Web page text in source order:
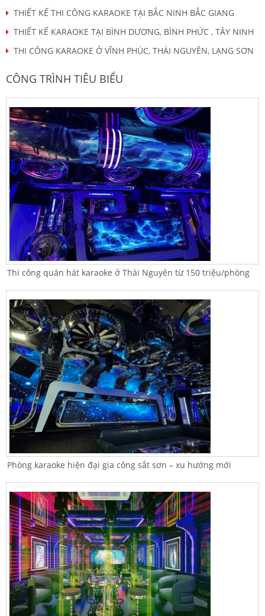
THIẾT KẾ THI CÔNG KARAOKE TẠI BẮC NINH BẮC GIANG
THIẾT KẾ KARAOKE TẠI BÌNH DƯƠNG, BÌNH PHỨC , TÂY NINH
THI CÔNG KARAOKE Ở VĨNH PHÚC, THÁI NGUYÊN, LẠNG SƠN
CÔNG TRÌNH TIÊU BIỂU
Thi công quán hát karaoke ở Thái Nguyên từ 150 triệu/phòng
Phòng karaoke hiện đại gia công sắt sơn – xu hướng mới